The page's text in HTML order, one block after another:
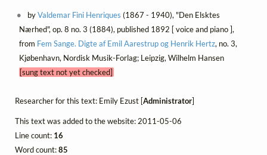
byValdemar Fini Henriques (1867 - 1940), "Den Elsktes
Nærhed", op. 8 no. 3 (1884), published 1892 [ voice and piano ],
from Fem Sange. Digte af Emil Aarestrup og Henrik Hertz, no. 3,
Kjøbenhavn, Nordisk Musik-Forlag; Leipzig, Wilhelm Hansen
[sung text not yet checked]
Researcher for this text: Emily Ezust [Administrator]
This text was added to the website: 2011-05-06
Line count: 16
Word count:85